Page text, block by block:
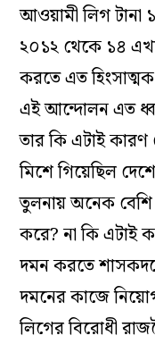
আওয়ামী লিগ
২০১২ থেকে ১৪
করতে এত
এই আন্দোলন এত
তার কি এটাই
মিশে গিয়েছিল
তুলনায় অনেক বেশি
করে? না কি এটাই
দমন করতে
দমনের কাজে
লিগের বিরোধী